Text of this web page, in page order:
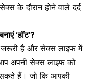
के दौरान होने वाले दर्द
‘हॉट’?
जरूरी है और सेक्स लाइफ में
आप अपनी सेक्स लाइफ को
सकते हैं। जो कि आपकी